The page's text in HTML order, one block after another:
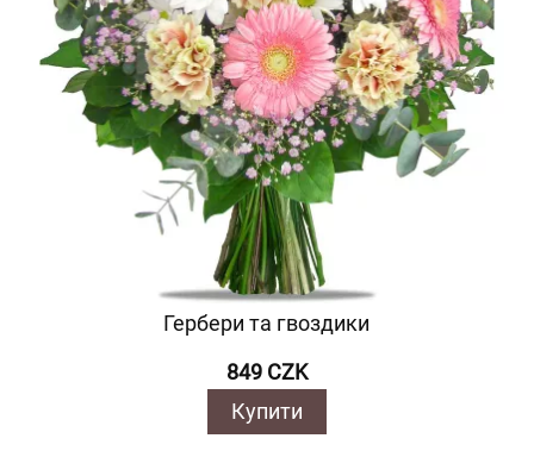
Гербери та гвоздики
849 CZK
Купити